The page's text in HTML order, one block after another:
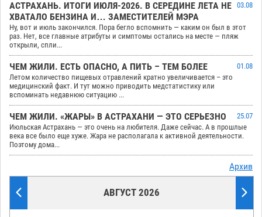
АСТРАХАНЬ. ИТОГИ ИЮЛЯ-2026. В СЕРЕДИНЕ ЛЕТА НЕ
ХВАТАЛО БЕНЗИНА И… ЗАМЕСТИТЕЛЕЙ МЭРА
03.08
Ну, вот и июль закончился. Пора бегло вспомнить — каким он был в этот
раз. Нет, все главные атрибуты и симптомы остались на месте — пляж
открыли, спли...
ЧЕМ ЖИЛИ. ЕСТЬ ОПАСНО, А ПИТЬ – ТЕМ БОЛЕЕ
01.08
Летом количество пищевых отравлений кратно увеличивается – это
медицинский факт. И тут можно приводить медстатистику или
вспоминать недавнюю ситуацию ...
ЧЕМ ЖИЛИ. «ЖАРЫ» В АСТРАХАНИ — ЭТО СЕРЬЕЗНО
25.07
Июльская Астрахань — это очень на любителя. Даже сейчас. А в прошлые
века все было еще хуже. Жара не располагала к активной деятельности.
Поэтому дома...
Архив
АВГУСТ 2026